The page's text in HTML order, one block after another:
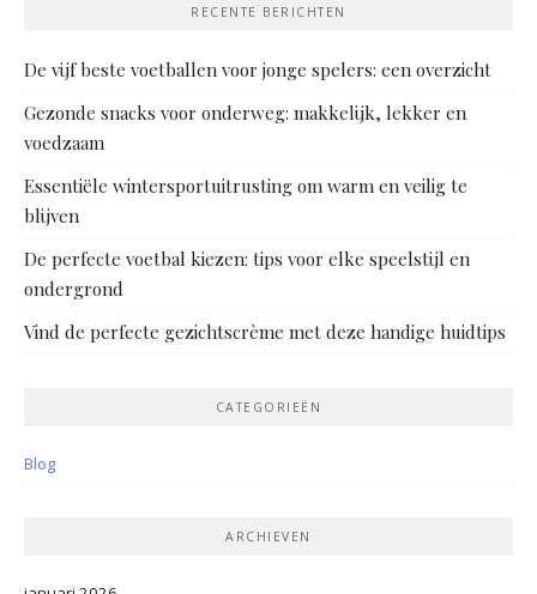
RECENTE BERICHTEN
De vijf beste voetballen voor jonge spelers: een overzicht
Gezonde snacks voor onderweg: makkelijk, lekker en
voedzaam
Essentiële wintersportuitrusting om warm en veilig te
blijven
De perfecte voetbal kiezen: tips voor elke speelstijl en
ondergrond
Vind de perfecte gezichtscrème met deze handige huidtips
CATEGORIEËN
Blog
ARCHIEVEN